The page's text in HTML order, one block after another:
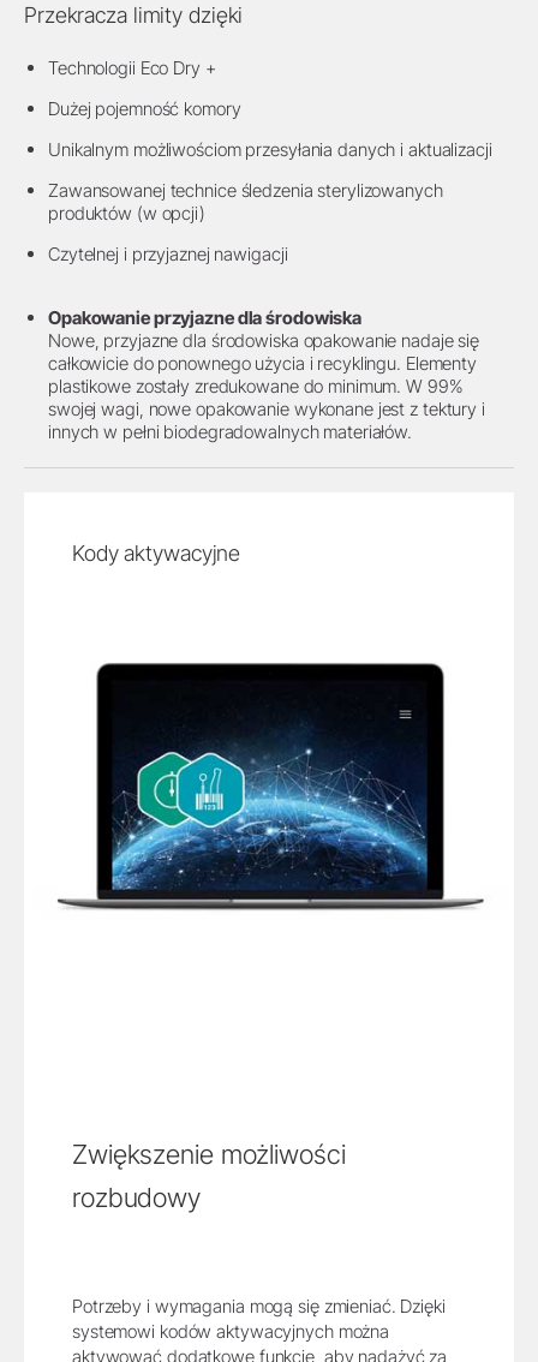
Przekracza limity dzięki
Technologii Eco Dry +
Dużej pojemność komory
Unikalnym możliwościom przesyłania danych i aktualizacji
Zawansowanej technice śledzenia sterylizowanych
produktów (w opcji)
Czytelnej i przyjaznej nawigacji
Opakowanie przyjazne dla środowiska
Nowe, przyjazne dla środowiska opakowanie nadaje się
całkowicie do ponownego użycia i recyklingu. Elementy
plastikowe zostały zredukowane do minimum. W 99%
swojej wagi, nowe opakowanie wykonane jest z tektury i
innych w pełni biodegradowalnych materiałów.
Kody aktywacyjne
Zwiększenie możliwości
rozbudowy
Potrzeby i wymagania mogą się zmieniać. Dzięki
systemowi kodów aktywacyjnych można
aktywować dodatkowe funkcje, aby nadążyć za